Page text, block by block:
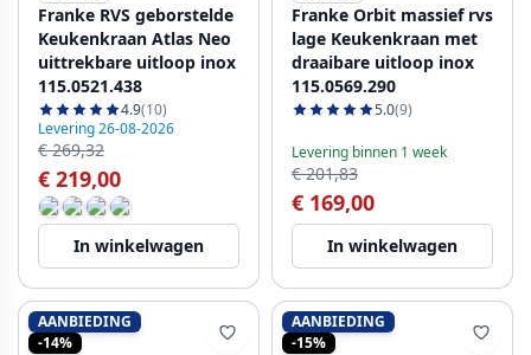
Franke RVS geborstelde
Keukenkraan Atlas Neo
uittrekbare uitloop inox
115.0521.438
4.9(10)
Levering 26-08-2026
€ 269,32
€ 219,00
In winkelwagen
Franke Orbit massief rvs
lage Keukenkraan met
draaibare uitloop inox
115.0569.290
5.0(9)
Levering binnen 1 week
€ 201,83
€ 169,00
In winkelwagen
AANBIEDING
-14%
AANBIEDING
-15%